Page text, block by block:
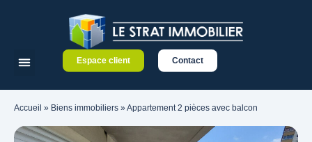
Espace client Contact
Accueil » Biens immobiliers »Appartement 2 pièces avec balcon